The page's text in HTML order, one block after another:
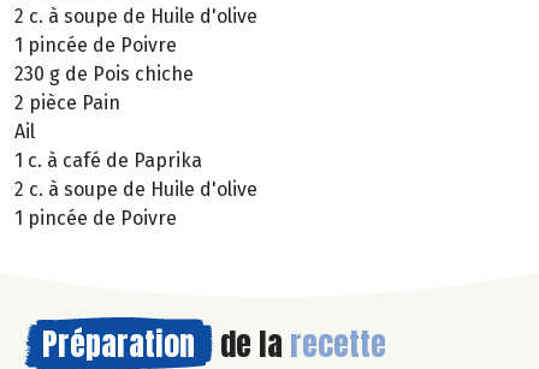
2 c. à soupe de Huile d'olive
1 pincée de Poivre
230 g de Pois chiche
2 pièce Pain
Ail
1 c. à café de Paprika
2 c. à soupe de Huile d'olive
1 pincée de Poivre
Préparation de la recette